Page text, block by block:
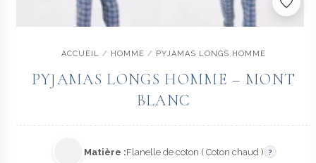
ACCUEIL / HOMME / PYJAMAS LONGS HOMME
PYJAMAS LONGS HOMME – MONT
BLANC
Matière :Flanelle de coton ( Coton chaud ) ?